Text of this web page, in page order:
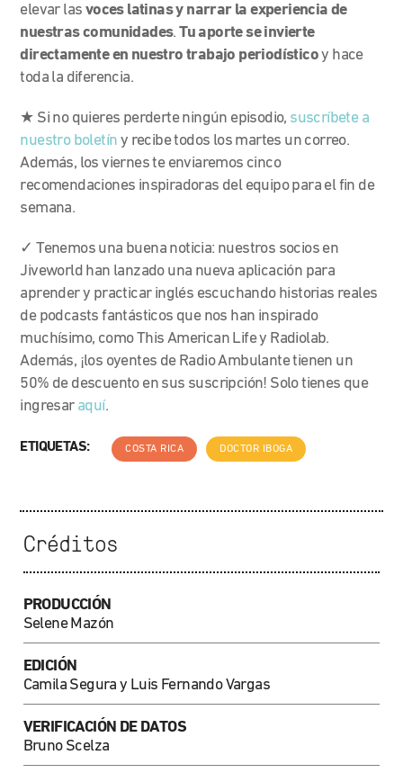
elevar las voces latinas y narrar la experiencia de
nuestras comunidades.Tu aporte se invierte
directamente en nuestro trabajo periodísticoy hace
toda la diferencia.
★ Si no quieres perderte ningún episodio, suscríbete a
nuestro boletín y recibe todos los martes un correo.
Además, los viernes te enviaremos cinco
recomendaciones inspiradoras del equipo para el fin de
semana.
✓ Tenemos una buena noticia: nuestros socios en
Jiveworld han lanzado una nueva aplicación para
aprender y practicar inglés escuchando historias reales
de podcasts fantásticos que nos han inspirado
muchísimo, como This American Lifey Radiolab.
Además, ¡los oyentes de Radio Ambulante tienen un
50% de descuento en sus suscripción! Solo tienes que
ingresar aquí.
ETIQUETAS: COSTA RICA DOCTOR IBOGA
Créditos
PRODUCCIÓN
Selene Mazón
EDICIÓN
Camila Segura y Luis Fernando Vargas
VERIFICACIÓN DE DATOS
Bruno Scelza